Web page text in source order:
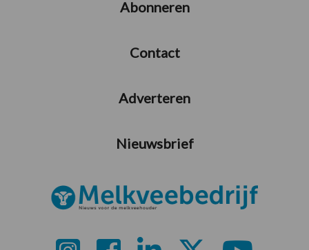
Abonneren
Contact
Adverteren
Nieuwsbrief